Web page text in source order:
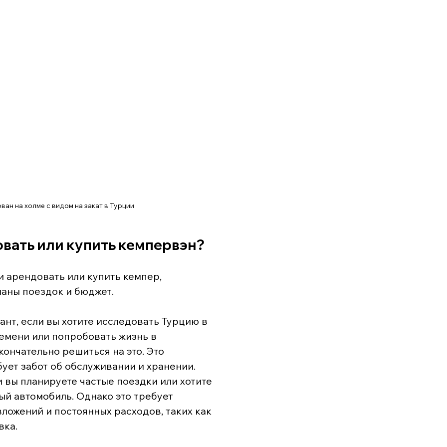
на холме с видом на закат в Турции
или купить кемпервэн?
арендовать или купить кемпер,
поездок и бюджет.
если вы хотите исследовать Турцию в
или попробовать жизнь в
решиться на это. Это
забот об обслуживании и хранении.
вы планируете частые поездки или хотите
автомобиль. Однако это требует
и постоянных расходов, таких как